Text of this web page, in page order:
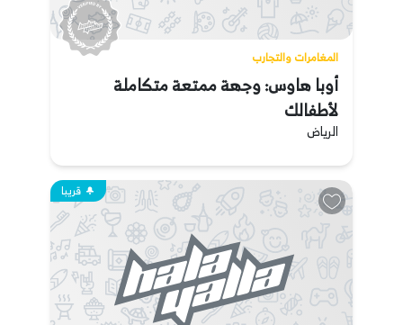
المغامرات والتجارب
أوبا هاوس: وجهة ممتعة متكاملة
لأطفالك
الرياض
قريبا